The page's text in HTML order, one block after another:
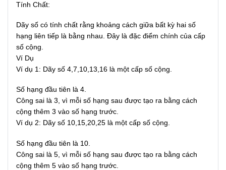
Tính Chất:
Dãy số có tính chất rằng khoảng cách giữa bất kỳ hai số
hạng liên tiếp là bằng nhau. Đây là đặc điểm chính của cấp
số cộng.
Ví Dụ
Ví dụ 1: Dãy số 4,7,10,13,16 là một cấp số cộng.
Số hạng đầu tiên là 4.
Công sai là 3, vì mỗi số hạng sau được tạo ra bằng cách
cộng thêm 3 vào số hạng trước.
Ví dụ 2: Dãy số 10,15,20,25 là một cấp số cộng.
Số hạng đầu tiên là 10.
Công sai là 5, vì mỗi số hạng sau được tạo ra bằng cách
cộng thêm 5 vào số hạng trước.